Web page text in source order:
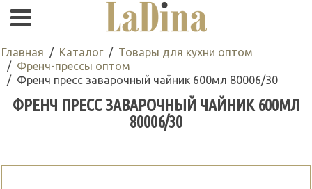
Главная Каталог
Товары для кухни оптом
Френч-прессы оптом
Френч пресс заварочный чайник 600мл 80006/30
ФРЕНЧ ПРЕСС ЗАВАРОЧНЫЙ ЧАЙНИК 600МЛ
80006/30